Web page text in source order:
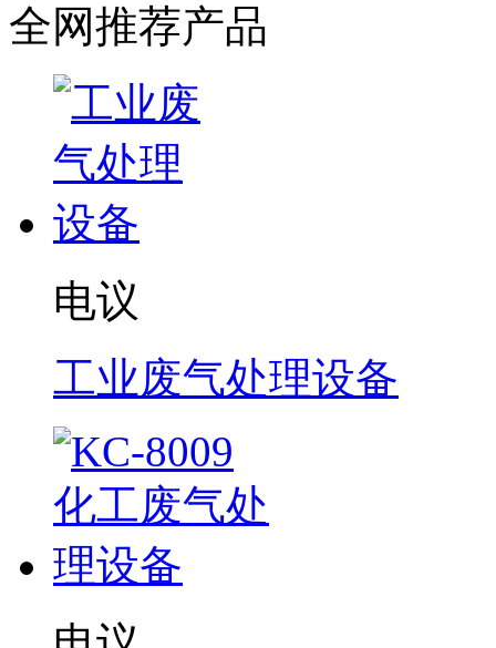
全网推荐产品
电议
工业废气处理设备